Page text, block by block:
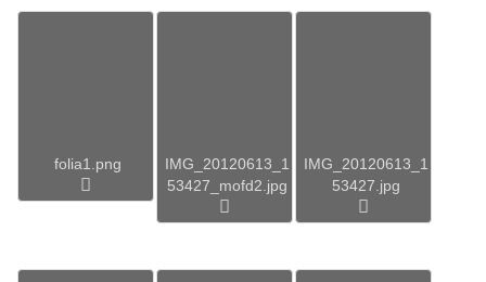
folia1.png
IMG_20120613_1
53427_mofd2.jpg
IMG_20120613_1
53427.jpg